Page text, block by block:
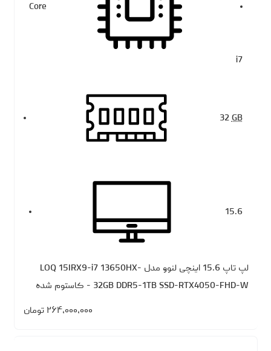
Core
i7
32GB
15.6
لپ تاپ 15.6 اینچی لنوو مدل LOQ 15IRX9-i7 13650HX-
32GB DDR5-1TB SSD-RTX4050-FHD-W - کاستوم شده
۲۶۴،۰۰۰،۰۰۰ تومان